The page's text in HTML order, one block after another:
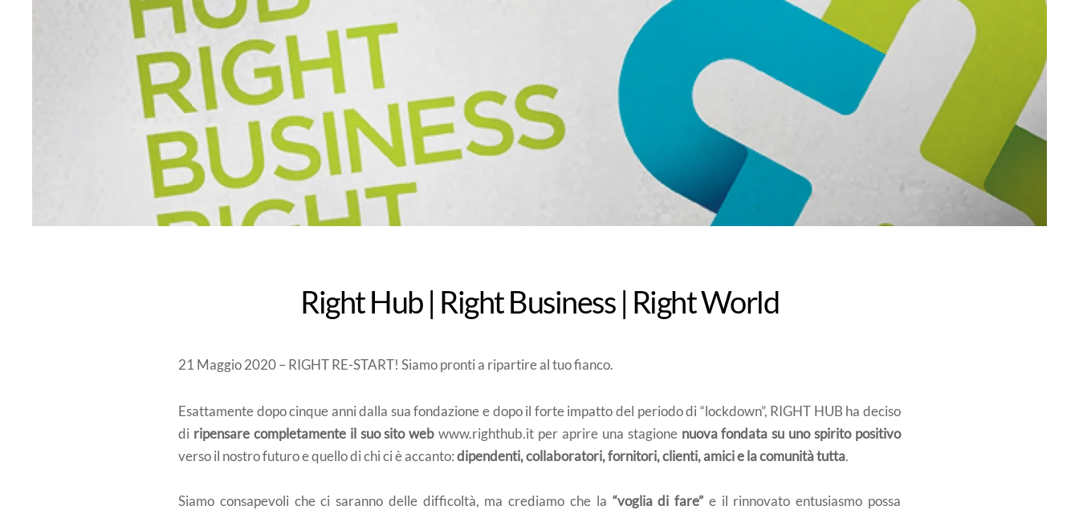
Right Hub | Right Business | Right World
21 Maggio 2020 – RIGHT RE-START! Siamo pronti a ripartire al tuo fianco.
Esattamente dopo cinque anni dalla sua fondazione e dopo il forte impatto del periodo di “lockdown”, RIGHT HUB ha deciso
di ripensare completamente il suo sito web www.righthub.it per aprire una stagione nuova fondata su uno spirito positivo
verso il nostro futuro e quello di chi ci è accanto: dipendenti, collaboratori, fornitori, clienti, amici e la comunità tutta.
Siamo consapevoli che ci saranno delle difficoltà, ma crediamo che la “voglia di fare” e il rinnovato entusiasmo possa